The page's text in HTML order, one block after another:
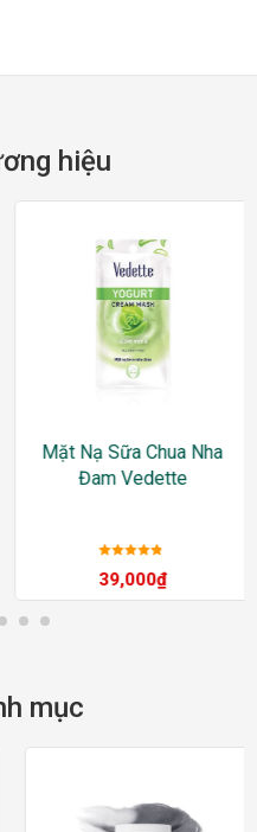
hiệu
Mặt Nạ Sữa Chua Nha
Đam Vedette
hạng5sao
39,000₫
mục